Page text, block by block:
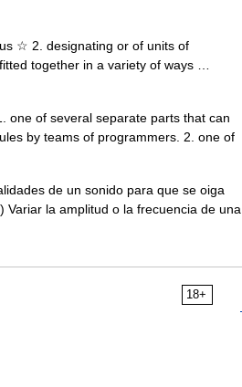
☆ 2. designating or of units of
together in a variety of ways …
one of several separate parts that can
by teams of programmers. 2. one of
de un sonido para que se oiga
la amplitud o la frecuencia de una
18+